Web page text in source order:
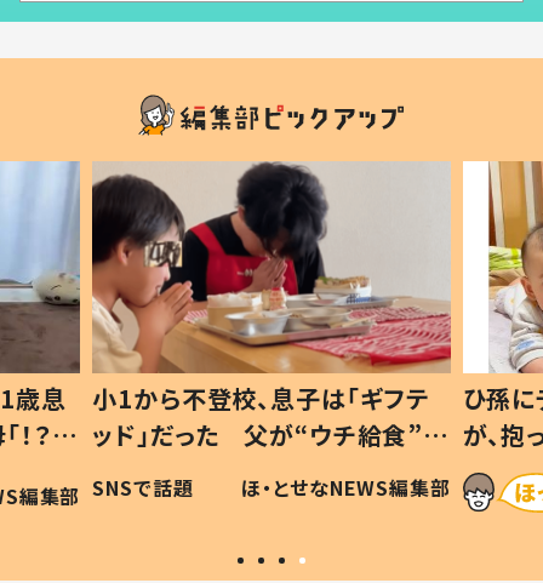
歳息
？」
編集部
小1から不登校、息子は「ギフテ
ッド」だった 父が“ウチ給食”を
作り続ける理由とは #令和の親
#令和の子
SNSで話題 ほ・とせなNEWS編集部
ひ孫
が、
「涙が
い」